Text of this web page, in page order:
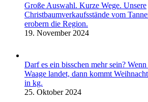
Große Auswahl. Kurze Wege. Unsere
Christbaumverkaufsstände vom
erobern die Region.
19. November 2024
Darf es ein bisschen mehr sein?
Waage landet, dann kommt
in kg.
25. Oktober 2024